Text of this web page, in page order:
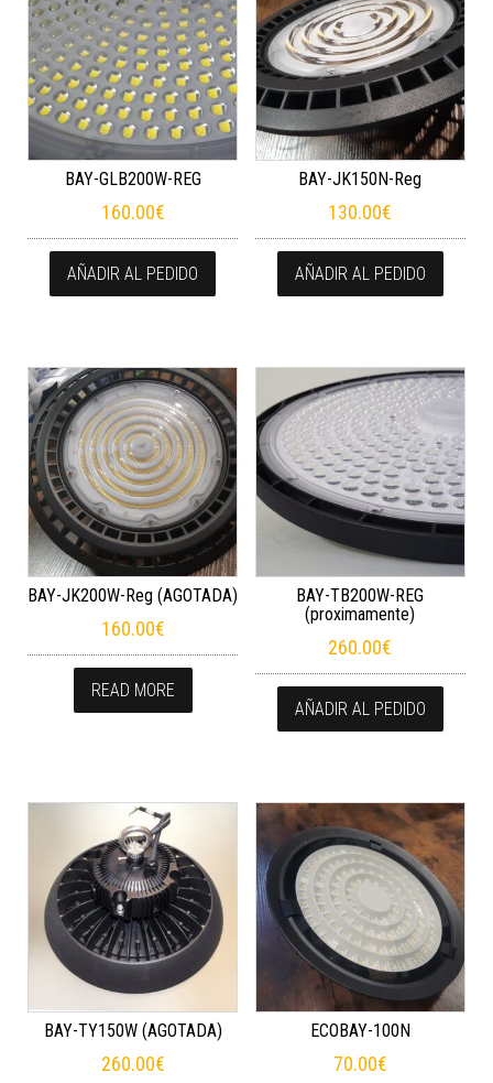
BAY-GLB200W-REG
160.00€
AÑADIR AL PEDIDO
BAY-JK150N-Reg
130.00€
AÑADIR AL PEDIDO
BAY-JK200W-Reg (AGOTADA)
160.00€
READ MORE
BAY-TB200W-REG
(proximamente)
260.00€
AÑADIR AL PEDIDO
BAY-TY150W (AGOTADA)
260.00€
ECOBAY-100N
70.00€